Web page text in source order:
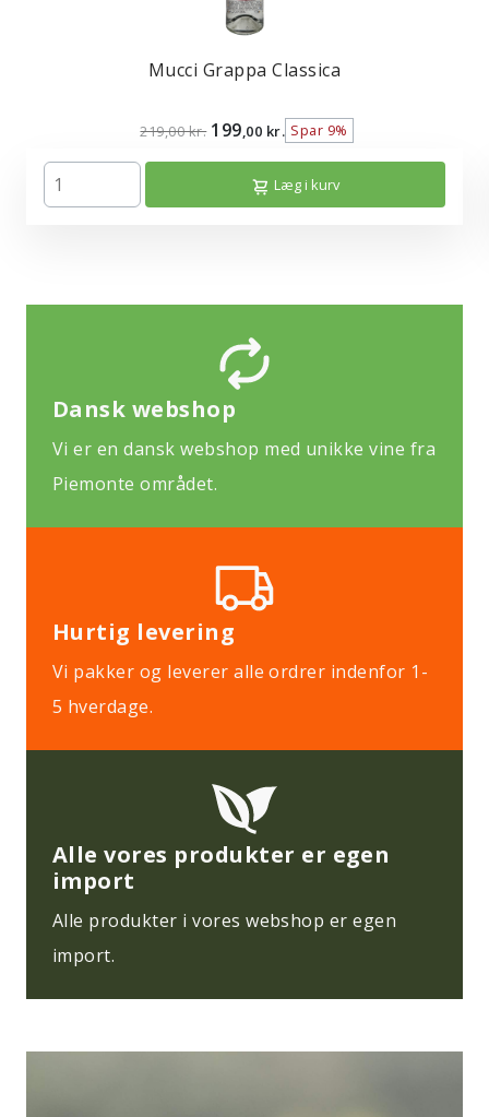
Mucci Grappa Classica
219,00 kr. 199,00 kr. Spar 9%
Læg i kurv
Dansk webshop
Vi er en dansk webshop med unikke vine fra
Piemonte området.
Hurtig levering
Vi pakker og leverer alle ordrer indenfor 1-
5 hverdage.
Alle vores produkter er egen
import
Alle produkter i vores webshop er egen
import.